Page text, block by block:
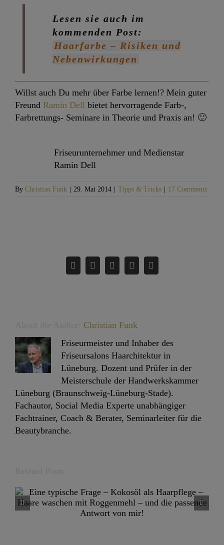
Lesen sie auch im
kommenden Post:
Haarfarbe – Risiken und
Nebenwirkungen
Willst auch Du mehr über Farbe lernen!? Mein guter
Freund Ramin Dell bietet hervorragende Farb-,
Farbrettungs- Seminare in Theorie und Praxis an! 🙂
Friseurunternehmer und Medienstar
Ramin Dell
By Christian Funk 29. Mai 2014 Tipps & Tricks 17 Comments
FacebookTwitterLinkedInPinterestEmail
Christian Funk
Friseurmeister und Inhaber des
Friseursalons Haarchitektur in
Lüneburg. Dozent und Prüfer in der
Meisterschule der Handwerkskammer
Lüneburg (Braunschweig-Lüneburg-Stade).
Fachautor, Social Media Experte unabhängiger
Fachtrainer, Coach & Berater, Seminarleiter für die
Beautybranche.
Haare schneiden mit Aufsatz… ein Tabu-
Thema und eine klare Kante!